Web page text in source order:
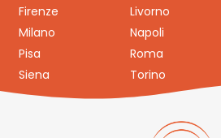
Firenze
Livorno
Milano
Napoli
Pisa
Roma
Siena
Torino